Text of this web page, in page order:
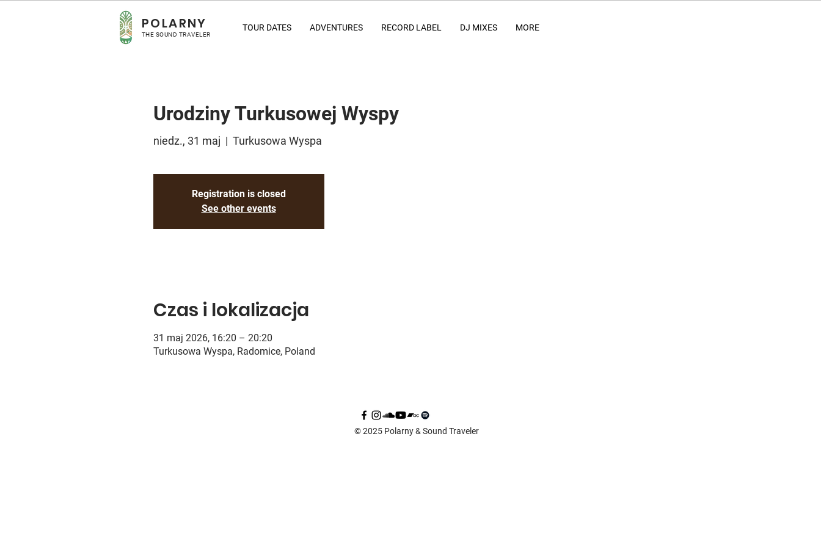
POLARNY
THE SOUND TRAVELER
TOUR DATES ADVENTURES RECORD LABEL DJ MIXES MORE
Urodziny Turkusowej Wyspy
niedz., 31 maj
  |
Turkusowa Wyspa
Registration is closed
See other events
Czas i lokalizacja
31 maj 2026, 16:20 – 20:20
Turkusowa Wyspa, Radomice, Poland
© 2025 Polarny & Sound Traveler